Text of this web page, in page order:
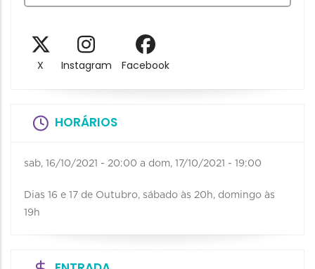
X Instagram Facebook
HORÁRIOS
sab, 16/10/2021 - 20:00 a dom, 17/10/2021 - 19:00
Dias 16 e 17 de Outubro, sábado às 20h, domingo às
19h